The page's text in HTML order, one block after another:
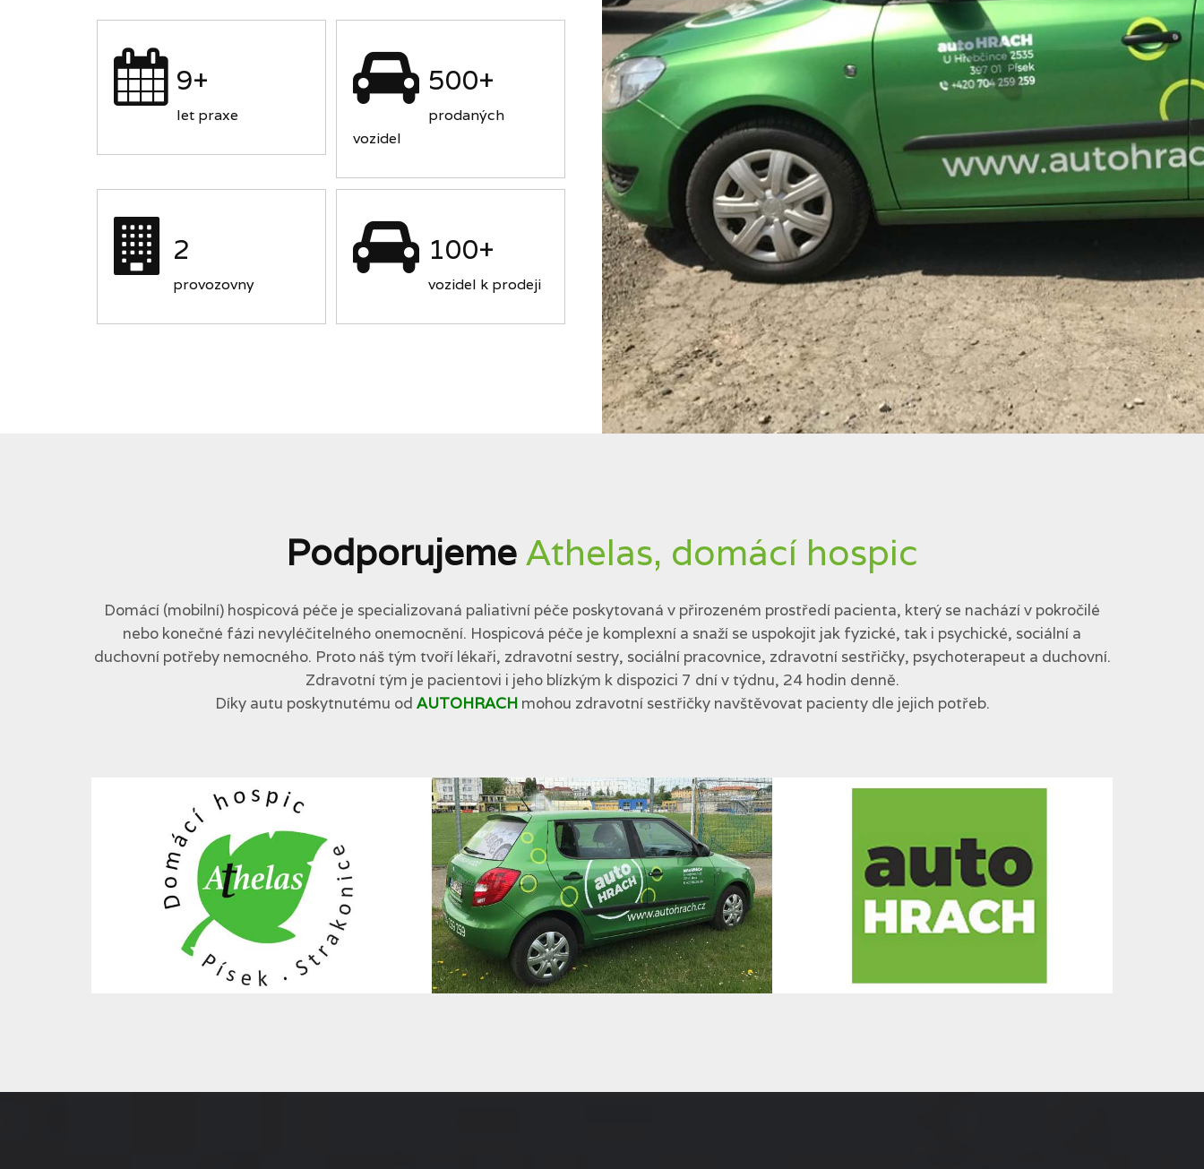
9+
let praxe
500+
prodaných
vozidel
2
provozovny
100+
vozidel k prodeji
PodporujemeAthelas, domácí hospic
Domácí (mobilní) hospicová péče je specializovaná paliativní péče poskytovaná v přirozeném prostředí pacienta, který se nachází v pokročilé
nebo konečné fázi nevyléčitelného onemocnění. Hospicová péče je komplexní a snaží se uspokojit jak fyzické, tak i psychické, sociální a
duchovní potřeby nemocného. Proto náš tým tvoří lékaři, zdravotní sestry, sociální pracovnice, zdravotní sestřičky, psychoterapeut a duchovní.
Zdravotní tým je pacientovi i jeho blízkým k dispozici 7 dní v týdnu, 24 hodin denně.
Díky autu poskytnutému od AUTOHRACHmohou zdravotní sestřičky navštěvovat pacienty dle jejich potřeb.